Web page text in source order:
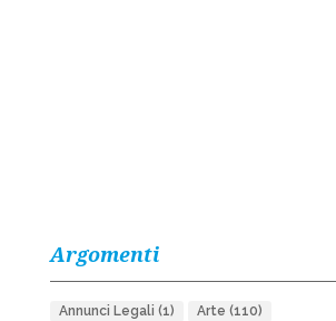
Argomenti
Annunci Legali (1) Arte (110)